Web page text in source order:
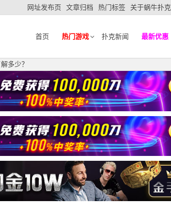
网址发布页 文章归档 热门标签 关于蜗牛扑克
首页 热门游戏 扑克新闻 最新优惠
多少？